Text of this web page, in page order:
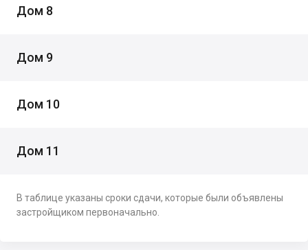
Дом 8
Дом 9
Дом 10
Дом 11
В таблице указаны сроки сдачи, которые были объявлены
застройщиком первоначально.